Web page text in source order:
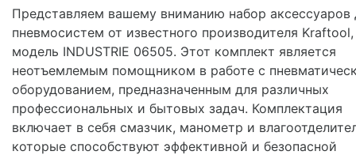
Представляем вашему вниманию набор аксессуаров
пневмосистем от известного производителя Kraftool,
модель INDUSTRIE 06505. Этот комплект является
неотъемлемым помощником в работе с
оборудованием, предназначенным для различных
профессиональных и бытовых задач. Комплектация
включает в себя смазчик, манометр и
которые способствуют эффективной и безопасной